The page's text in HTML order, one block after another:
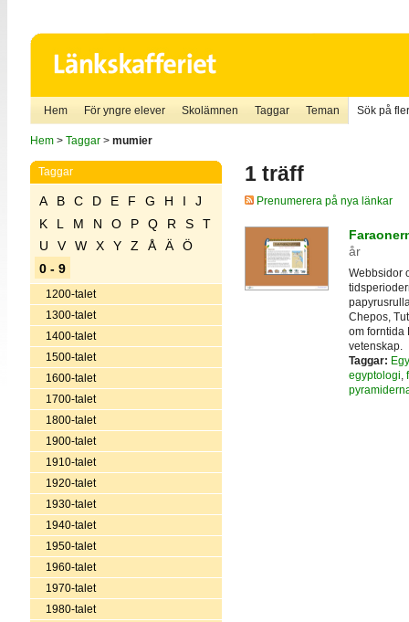
Hem För yngre elever Skolämnen Taggar Teman Sök på
Hem> Taggar> mumier
Taggar
A B C D E F G H I
J
K
L M N O P Q R S
T
U
V W X Y Z Å Ä
Ö
0 - 9
1200-talet
1300-talet
1400-talet
1500-talet
1600-talet
1700-talet
1800-talet
1900-talet
1910-talet
1920-talet
1930-talet
1940-talet
1950-talet
1960-talet
1970-talet
1980-talet
1 träff
Prenumerera på nya länkar
år
Webbsidor
Chepos,
om forntida
vetenskap.
Taggar:
egyptologi